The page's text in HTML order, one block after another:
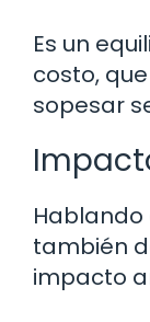
Es un
costo,
sopesar
Hablando
también
impacto